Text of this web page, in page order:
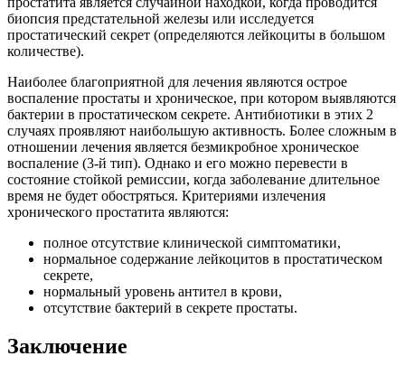
биопсия предстательной железы или исследуется
простатический секрет (определяются лейкоциты в большом
количестве).
Наиболее благоприятной для лечения являются острое
воспаление простаты и хроническое, при котором выявляются
бактерии в простатическом секрете. Антибиотики в этих 2
случаях проявляют наибольшую активность. Более сложным в
отношении лечения является безмикробное хроническое
воспаление (3-й тип). Однако и его можно перевести в
состояние стойкой ремиссии, когда заболевание длительное
время не будет обостряться. Критериями излечения
хронического простатита являются:
полное отсутствие клинической симптоматики,
нормальное содержание лейкоцитов в простатическом
секрете,
нормальный уровень антител в крови,
отсутствие бактерий в секрете простаты.
Заключение